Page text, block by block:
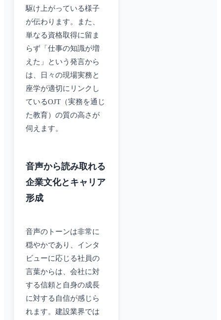
駆け上がっている様子
が伝わります。また、
単なる資格取得に留ま
らず「仕事の知識が増
えた」という発言から
は、日々の現場実務と
座学が適切にリンクし
ているOJT（実務を通じ
た教育）の質の高さが
伺えます。
音声から読み取れる
企業文化とキャリア
形成
音声のトーンは非常に
穏やかであり、インタ
ビューに応じる社員の
言葉からは、会社に対
する信頼と自身の成長
に対する自信が感じら
れます。建設業界では